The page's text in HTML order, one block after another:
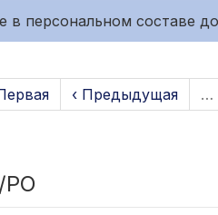
в персональном составе
‹ Предыдущая …